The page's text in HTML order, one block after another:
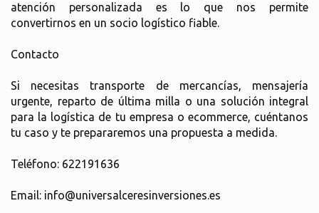
atención personalizada es lo que nos permite
convertirnos en un socio logístico fiable.
Contacto
Si necesitas transporte de mercancías, mensajería
urgente, reparto de última milla o una solución integral
para la logística de tu empresa o ecommerce, cuéntanos
tu caso y te prepararemos una propuesta a medida.
Teléfono: 622191636
Email: info@universalceresinversiones.es